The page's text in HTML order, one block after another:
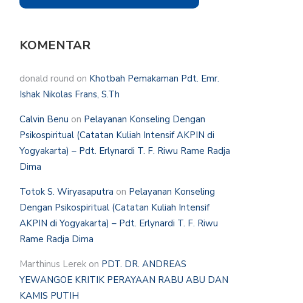
KOMENTAR
donald round on Khotbah Pemakaman Pdt. Emr.
Ishak Nikolas Frans, S.Th
Calvin Benu on Pelayanan Konseling Dengan
Psikospiritual (Catatan Kuliah Intensif AKPIN di
Yogyakarta) – Pdt. Erlynardi T. F. Riwu Rame Radja
Dima
Totok S. Wiryasaputra on Pelayanan Konseling
Dengan Psikospiritual (Catatan Kuliah Intensif
AKPIN di Yogyakarta) – Pdt. Erlynardi T. F. Riwu
Rame Radja Dima
Marthinus Lerek on PDT. DR. ANDREAS
YEWANGOE KRITIK PERAYAAN RABU ABU DAN
KAMIS PUTIH